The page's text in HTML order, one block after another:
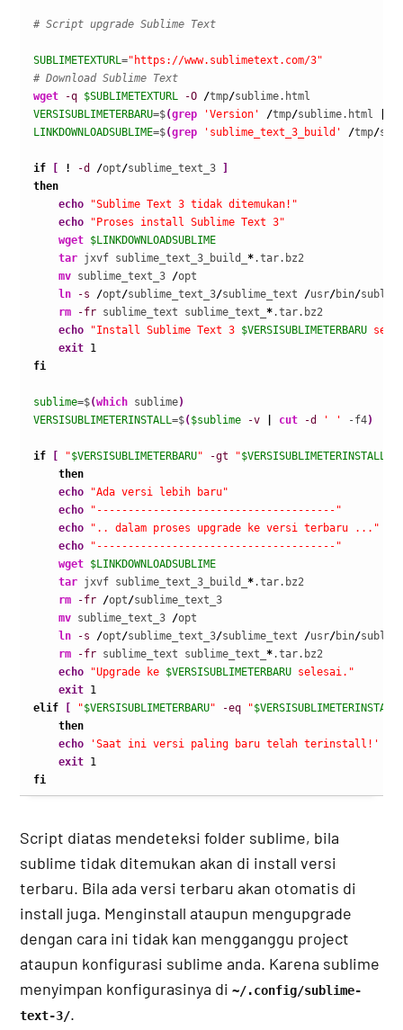
# Script upgrade Sublime Text
SUBLIMETEXTURL="https://www.sublimetext.com/3"
# Download Sublime Text
wget
-q $SUBLIMETEXTURL -O /tmp/
VERSISUBLIMETERBARU=$(grep 'Version' /tmp/sublime.html
LINKDOWNLOADSUBLIME=$(grep 'sublime_text_3_build' /tmp/
if ! -d /opt/sublime_text_3
then
echo
"Sublime Text 3 tidak ditemukan!"
echo
"Proses install Sublime Text 3"
wget $LINKDOWNLOADSUBLIME
tar jxvf sublime_text_3_build_*.tar.bz2
mv sublime_text_3 /opt
ln
-s /opt/sublime_text_3/sublime_text /usr/bin/
rm
-fr sublime_text sublime_text_*.tar.bz2
echo
"Install Sublime Text 3 $VERSISUBLIMETERBARU
exit 1
fi
sublime=$(which sublime)
VERSISUBLIMETERINSTALL=$( $sublime -v cut -d ' ' -f4)
if "$VERSISUBLIMETERBARU" -gt "$VERSISUBLIMETERINSTALL
then
echo
"Ada versi lebih baru"
echo
"--------------------------------------"
echo
".. dalam proses upgrade ke versi terbaru ..."
echo
"--------------------------------------"
wget $LINKDOWNLOADSUBLIME
tar jxvf sublime_text_3_build_*.tar.bz2
rm
-fr /opt/sublime_text_3
mv sublime_text_3 /opt
ln
-s /opt/sublime_text_3/sublime_text /usr/bin/
rm
-fr sublime_text sublime_text_*.tar.bz2
echo
"Upgrade ke $VERSISUBLIMETERBARU selesai."
exit 1
elif
"$VERSISUBLIMETERBARU" -eq "$VERSISUBLIMETERINSTALL
then
echo
'Saat ini versi paling baru telah terinstall!'
exit 1
fi
Script diatas mendeteksi folder sublime, bila
sublime tidak ditemukan akan di install versi
terbaru. Bila ada versi terbaru akan otomatis di
install juga. Menginstall ataupun mengupgrade
dengan cara ini tidak kan mengganggu project
ataupun konfigurasi sublime anda. Karena sublime
menyimpan konfigurasinya di~/.config/sublime-
text-3/.